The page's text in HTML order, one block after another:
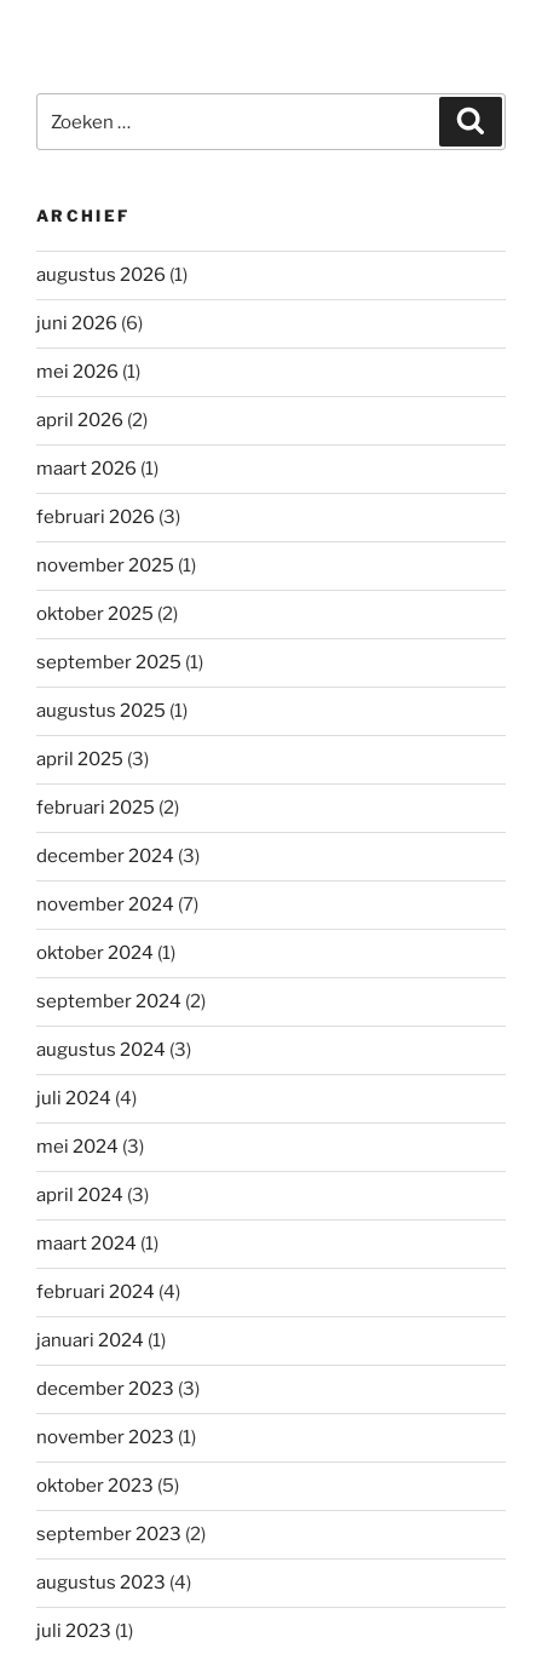
naar:
ARCHIEF
augustus 2026 (1)
juni 2026 (6)
mei 2026 (1)
april 2026 (2)
maart 2026 (1)
februari 2026 (3)
november 2025 (1)
oktober 2025 (2)
september 2025 (1)
augustus 2025 (1)
april 2025 (3)
februari 2025 (2)
december 2024 (3)
november 2024 (7)
oktober 2024 (1)
september 2024 (2)
augustus 2024 (3)
juli 2024 (4)
mei 2024 (3)
april 2024 (3)
maart 2024 (1)
februari 2024 (4)
januari 2024 (1)
december 2023 (3)
november 2023 (1)
oktober 2023 (5)
september 2023 (2)
augustus 2023 (4)
juli 2023 (1)